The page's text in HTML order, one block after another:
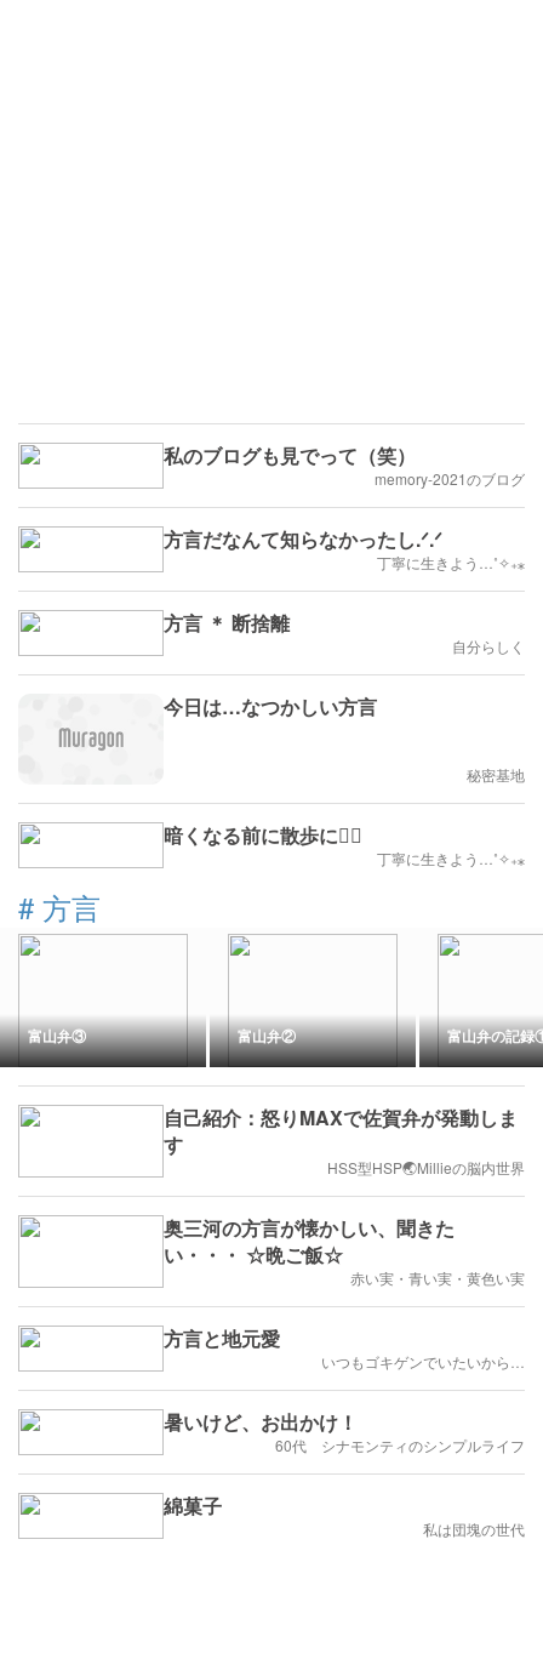
私のブログも見でって（笑）
memory-2021のブログ
方言だなんて知らなかったし.ᐟ.ᐟ
丁寧に生きよう…˚✧₊⁎
方言 ＊ 断捨離
自分らしく
今日は…なつかしい方言
秘密基地
暗くなる前に散歩に🚶‍♀️
丁寧に生きよう…˚✧₊⁎
# 方言
富山弁③ 富山弁② 富山弁の記
自己紹介：怒りMAXで佐賀弁が発動しま
す
HSS型HSP🌏Millieの脳内世界
奥三河の方言が懐かしい、聞きた
い・・・ ☆晩ご飯☆
赤い実・青い実・黄色い実
方言と地元愛
いつもゴキゲンでいたいから…
暑いけど、お出かけ！
60代 シナモンティのシンプルライフ
綿菓子
私は団塊の世代